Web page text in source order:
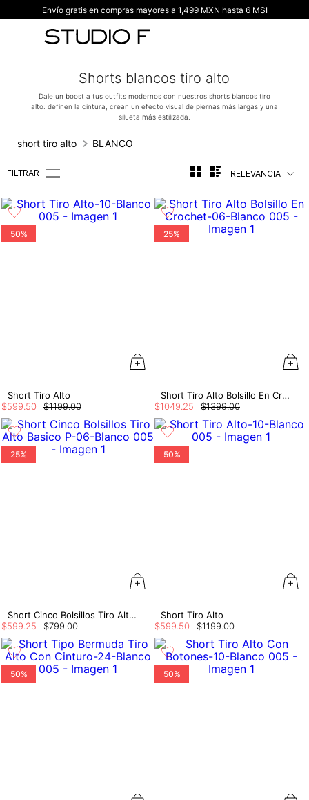
Envío gratis en compras mayores a 1,499 MXN hasta 6 MSI
Shorts blancos tiro alto
Dale un boost a tus outfits modernos con nuestros shorts blancos tiro
alto: definen la cintura, crean un efecto visual de piernas más largas y una
silueta más estilizada.
short tiro alto BLANCO
FILTRAR RELEVANCIA
50%
Short Tiro Alto
$1199.00
$599 50
25%
Short Tiro Alto Bolsillo En Crochet
$1399.00
$1049 25
25%
Short Cinco Bolsillos Tiro Alto Basico P
$799.00
$599.25
50%
Short Tiro Alto
$1199.00
$599.50
50% 50%
TÉRMINOS MÁS BUSCADOS
vestidos
tiro alto
body studio f
8.
short
9.
botas